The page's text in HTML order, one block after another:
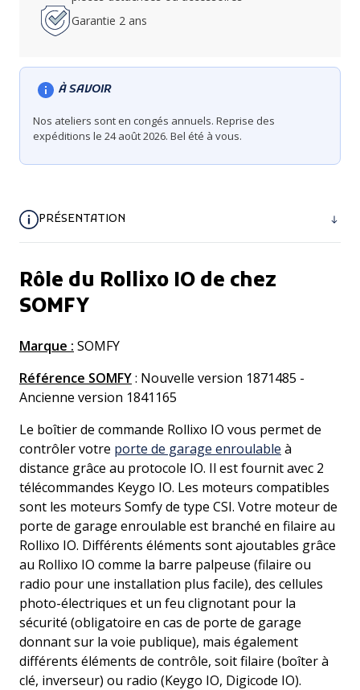
Garantie 2 ans
À SAVOIR
Nos ateliers sont en congés annuels. Reprise des
expéditions le 24 août 2026. Bel été à vous.
PRÉSENTATION
Rôle du Rollixo IO de chez
SOMFY
Marque : SOMFY
Référence SOMFY: Nouvelle version 1871485 -
Ancienne version 1841165
Le boîtier de commande Rollixo IO vous permet de
contrôler votre porte de garage enroulable à
distance grâce au protocole IO. Il est fournit avec 2
télécommandes Keygo IO. Les moteurs compatibles
sont les moteurs Somfy de type CSI. Votre moteur de
porte de garage enroulable est branché en filaire au
Rollixo IO. Différents éléments sont ajoutables grâce
au Rollixo IO comme la barre palpeuse (filaire ou
radio pour une installation plus facile), des cellules
photo-électriques et un feu clignotant pour la
sécurité (obligatoire en cas de porte de garage
donnant sur la voie publique), mais également
différents éléments de contrôle, soit filaire (boîter à
clé, inverseur) ou radio (Keygo IO, Digicode IO).